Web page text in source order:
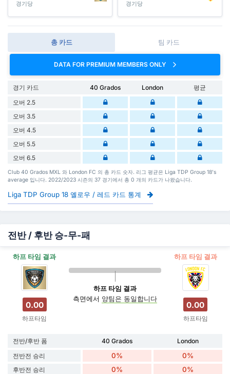
경기당 경기당
총 카드 팀 카드
DATA FOR PREMIUM MEMBERS ONLY
경기 카드 40 Grados London
평균
오버 2.5
오버 3.5
오버 4.5
오버 5.5
오버 6.5
Club 40 Grados MXL 와 London FC 의 총 카드 숫자. 리그 평균은 Liga TDP Group 18's
average 입니다. 2022/2023 시즌의 37 경기에서 총 0 개의 카드가 나왔습니다.
Liga TDP Group 18 옐로우 / 레드 카드 통계
전반 / 후반 승-무-패
하프 타임 결과 하프 타임 결과
0.00
하프타임
하프 타임 결과
측면에서 양팀은 동일합니다
0.00
하프타임
전반/후반 폼 40 Grados
London
전반전 승리
0% 0%
후반전 승리 0% 0%